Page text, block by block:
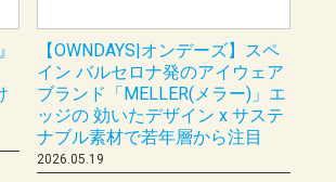
【OWNDAYS|オンデーズ】スペ
イン バルセロナ発のアイウェア
ブランド「MELLER(メラー)」エ
ッジの 効いたデザイン x サステ
ナブル素材で若年層から注目
2026.05.19